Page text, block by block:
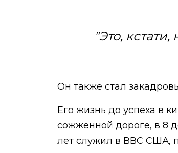
"Это,
Он также стал
Его жизнь до успеха в
сожженной дороге, в 8
лет служил в ВВС США,